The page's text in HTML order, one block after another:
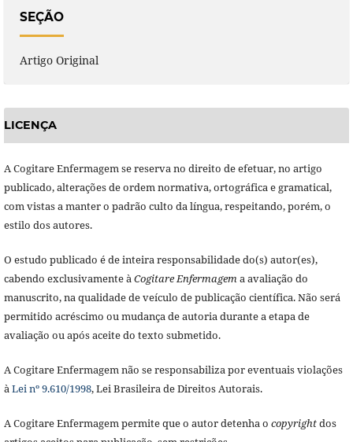
SEÇÃO
Artigo Original
LICENÇA
A Cogitare Enfermagem se reserva no direito de efetuar, no artigo
publicado, alterações de ordem normativa, ortográfica e gramatical,
com vistas a manter o padrão culto da língua, respeitando, porém, o
estilo dos autores.
O estudo publicado é de inteira responsabilidade do(s) autor(es),
cabendo exclusivamente àCogitare Enfermagema avaliação do
manuscrito, na qualidade de veículo de publicação científica. Não será
permitido acréscimo ou mudança de autoria durante a etapa de
avaliação ou após aceite do texto submetido.
A Cogitare Enfermagem não se responsabiliza por eventuais violações
àLei nº 9.610/1998, Lei Brasileira de Direitos Autorais.
A Cogitare Enfermagem permite que o autor detenha o copyrightdos